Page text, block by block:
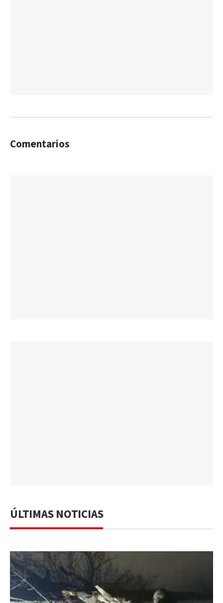
Comentarios
ÚLTIMAS NOTICIAS